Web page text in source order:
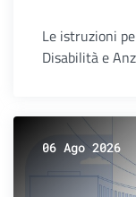
Le istruzioni
Disabilità e
06 Ago 2026